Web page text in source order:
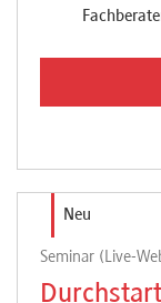
Neu
Seminar (Live-